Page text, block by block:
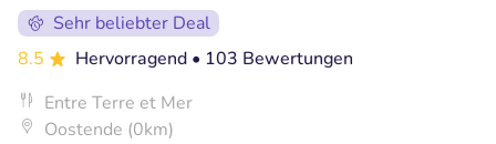
Sehr beliebter Deal
8.5
Hervorragend • 103 Bewertungen
Entre Terre et Mer
Oostende (0km)